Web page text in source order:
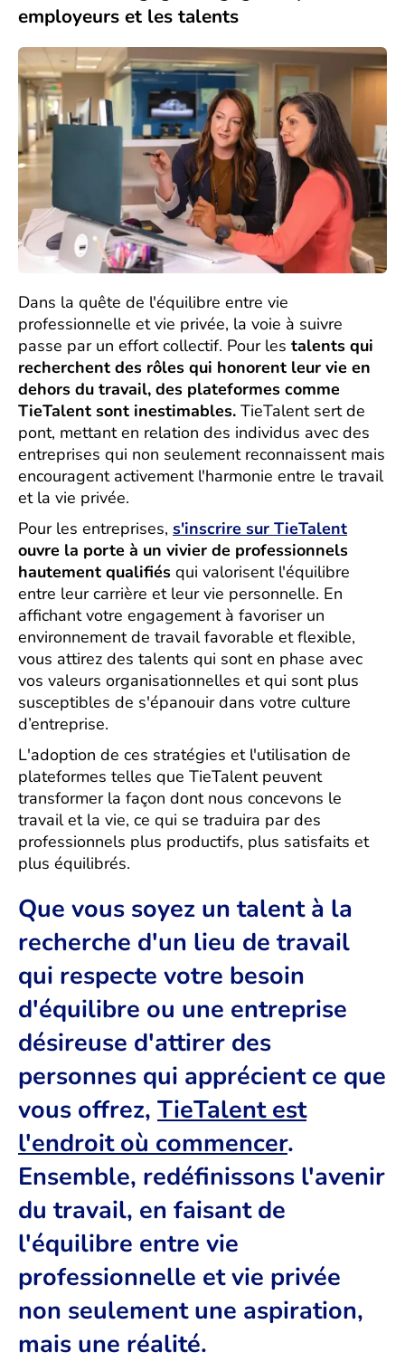
employeurs et les talents
Dans la quête de l'équilibre entre vie
professionnelle et vie privée, la voie à suivre
passe par un effort collectif. Pour les talents qui
recherchent des rôles qui honorent leur vie en
dehors du travail, des plateformes comme
TieTalent sont inestimables. TieTalent sert de
pont, mettant en relation des individus avec des
entreprises qui non seulement reconnaissent mais
encouragent activement l'harmonie entre le travail
et la vie privée.
Pour les entreprises, s'inscrire sur TieTalent
ouvre la porte à un vivier de professionnels
hautement qualifiés qui valorisent l'équilibre
entre leur carrière et leur vie personnelle. En
affichant votre engagement à favoriser un
environnement de travail favorable et flexible,
vous attirez des talents qui sont en phase avec
vos valeurs organisationnelles et qui sont plus
susceptibles de s'épanouir dans votre culture
d’entreprise.
L'adoption de ces stratégies et l'utilisation de
plateformes telles que TieTalent peuvent
transformer la façon dont nous concevons le
travail et la vie, ce qui se traduira par des
professionnels plus productifs, plus satisfaits et
plus équilibrés.
Que vous soyez un talent à la
recherche d'un lieu de travail
qui respecte votre besoin
d'équilibre ou une entreprise
désireuse d'attirer des
personnes qui apprécient ce que
vous offrez, TieTalent est
l'endroit où commencer.
Ensemble, redéfinissons l'avenir
du travail, en faisant de
l'équilibre entre vie
professionnelle et vie privée
non seulement une aspiration,
mais une réalité.